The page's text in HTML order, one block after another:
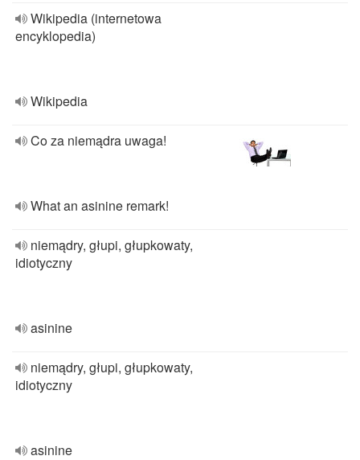
Wikipedia (internetowa
encyklopedia)
Wikipedia
Co za niemądra uwaga!
What an asinine remark!
niemądry, głupi, głupkowaty,
idiotyczny
asinine
niemądry, głupi, głupkowaty,
idiotyczny
asinine